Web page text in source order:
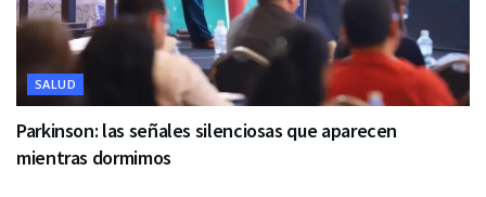
SALUD
Parkinson: las señales silenciosas que aparecen
mientras dormimos